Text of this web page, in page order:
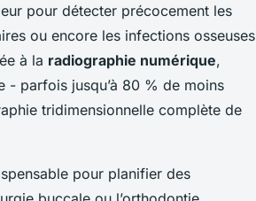
pour détecter précocement les
ou encore les infections osseuses
à la radiographie numérique,
- parfois jusqu’à 80 % de moins
tridimensionnelle complète de
pour planifier des